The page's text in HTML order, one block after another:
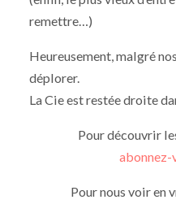
remettre…)
Heureusement, malgré
déplorer.
La Cie est restée droite
Pour découvrir
abonnez-
Pour nous voir en